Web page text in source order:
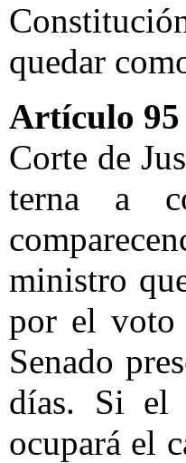
quedar
Artículo 95
Corte de
terna a
ministro
por el voto
Senado
días. Si el
ocupará el